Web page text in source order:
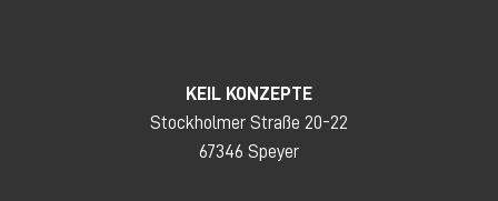
KEIL KONZEPTE
Stockholmer Straße 20-22
67346 Speyer